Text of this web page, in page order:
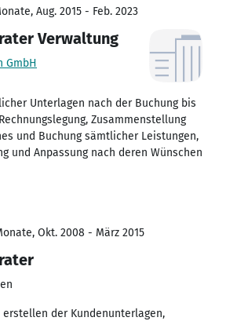
Aug. 2015 - Feb. 2023
Verwaltung
GmbH
Unterlagen nach der Buchung bis
Zusammenstellung
und Buchung sämtlicher Leistungen,
und Anpassung nach deren Wünschen
Okt. 2008 - März 2015
erstellen der Kundenunterlagen,